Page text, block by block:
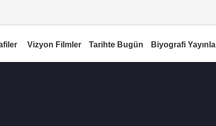
Vizyon Filmler Tarihte Bugün Biyografi Yayınla